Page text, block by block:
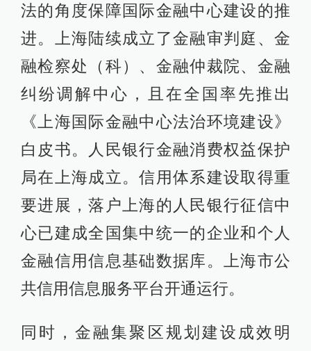
法的角度保障国际金融中心建设的推
进。上海陆续成立了金融审判庭、金
融检察处（科）、金融仲裁院、金融
纠纷调解中心，且在全国率先推出
《上海国际金融中心法治环境建设》
白皮书。人民银行金融消费权益保护
局在上海成立。信用体系建设取得重
要进展，落户上海的人民银行征信中
心已建成全国集中统一的企业和个人
金融信用信息基础数据库。上海市公
共信用信息服务平台开通运行。
同时，金融集聚区规划建设成效明